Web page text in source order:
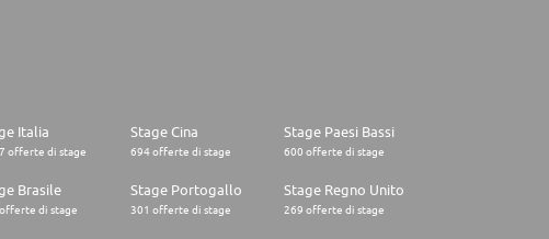
Italia
offerte di stage
Stage Cina
694 offerte di stage
Stage Paesi Bassi
600 offerte di stage
Brasile
di stage
Stage Portogallo
301 offerte di stage
Stage Regno Unito
269 offerte di stage